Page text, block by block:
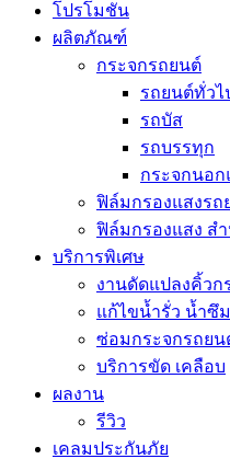
โปรโมชัน
ผลิตภัณฑ์
กระจกรถยนต์
รถยนต์ทั่วไ
รถบัส
รถบรรทุก
กระจกนอก
ฟิล์มกรองแสงรถ
ฟิล์มกรองแสง ส
บริการพิเศษ
งานดัดแปลงคิ้วก
แก้ไขน้ำรั่ว น้ำซึ
ซ่อมกระจกรถยน
บริการขัด เคลือบ
ผลงาน
รีวิว
เคลมประกันภัย